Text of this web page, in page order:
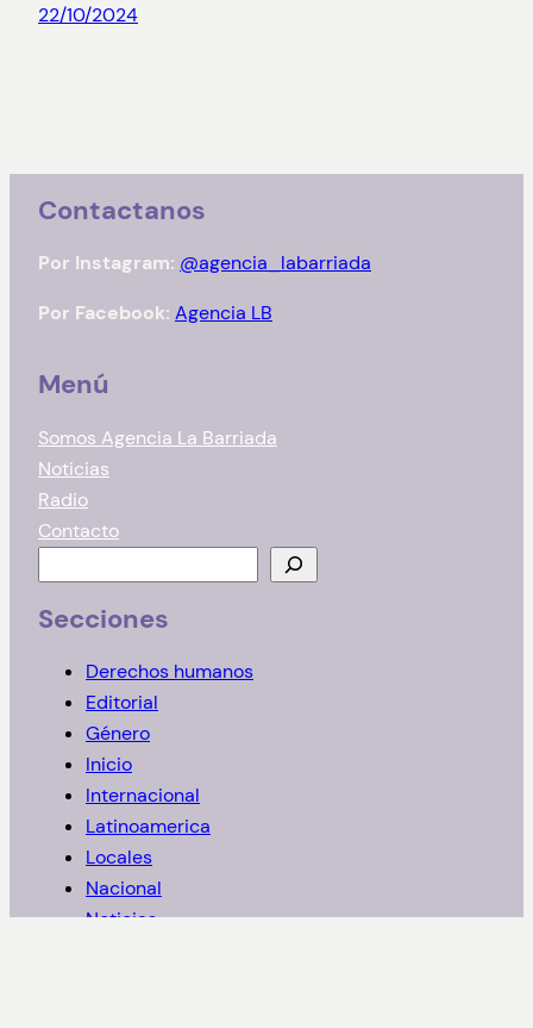
22/10/2024
Contactanos
Por Instagram: @agencia_labarriada
Por Facebook: Agencia LB
Menú
Somos Agencia La Barriada
Noticias
Radio
Contacto
u
s
Secciones
Derechos humanos
Editorial
Género
Inicio
Internacional
Latinoamerica
Locales
Nacional
Noticias